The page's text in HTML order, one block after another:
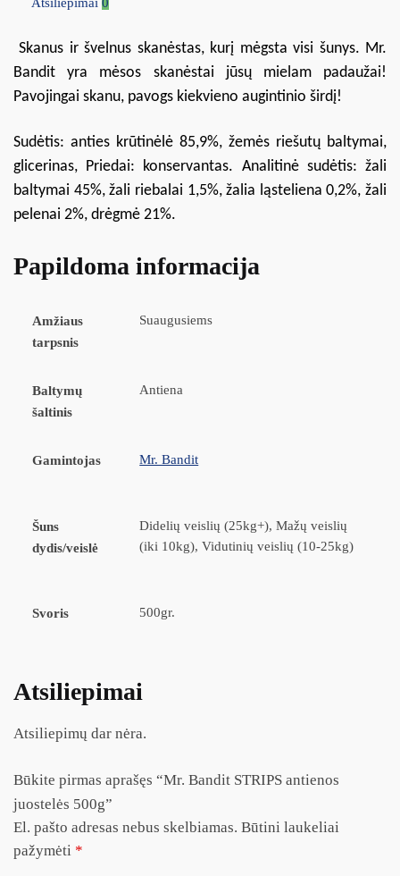
Atsiliepimai 0
Skanus ir švelnus skanėstas, kurį mėgsta visi šunys. Mr.
Bandit yra mėsos skanėstai jūsų mielam padaužai!
Pavojingai skanu, pavogs kiekvieno augintinio širdį!
Sudėtis: anties krūtinėlė 85,9%, žemės riešutų baltymai,
glicerinas, Priedai: konservantas. Analitinė sudėtis: žali
baltymai 45%, žali riebalai 1,5%, žalia ląsteliena 0,2%, žali
pelenai 2%, drėgmė 21%.
Papildoma informacija
Amžiaus
tarpsnis
Suaugusiems
Baltymų
šaltinis
Antiena
Gamintojas Mr. Bandit
Šuns
dydis/veislė
Didelių veislių (25kg+), Mažų veislių
(iki 10kg), Vidutinių veislių (10-25kg)
Svoris 500gr.
Atsiliepimai
Atsiliepimų dar nėra.
Būkite pirmas aprašęs “Mr. Bandit STRIPS antienos
juostelės 500g”
El. pašto adresas nebus skelbiamas. Būtini laukeliai
pažymėti *